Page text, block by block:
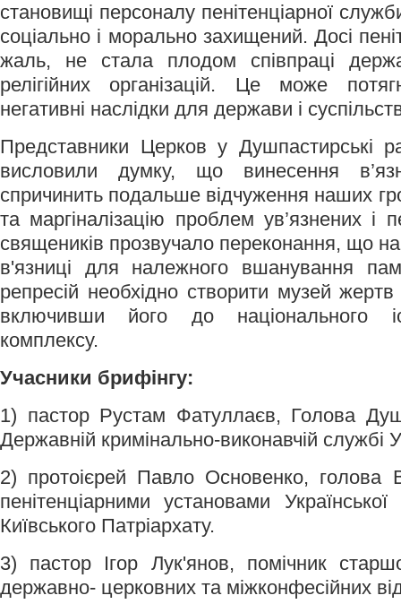
становищі персоналу пенітенціарної
соціально і морально захищений. Досі
жаль, не стала плодом співпраці
релігійних організацій. Це може
негативні наслідки для держави і
Представники Церков у Душпастирські
висловили думку, що винесення
спричинить подальше відчуження наших
та маргіналізацію проблем ув’язнених і
священиків прозвучало переконання, що на
в'язниці для належного вшанування
репресій необхідно створити музей жертв
включивши його до національного
комплексу.
Учасники брифінгу:
1) пастор Рустам Фатуллаєв, Голова
Державній кримінально-виконавчій службі
2) протоієрей Павло Основенко, голова
пенітенціарними установами
Київського Патріархату.
3) пастор Ігор Лук'янов, помічник
державно- церковних та міжконфесійних